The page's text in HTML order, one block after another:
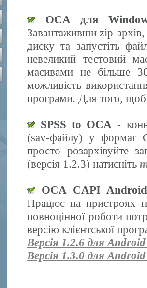
OCA для
Завантаживши zip-
диску та запустіть
невеликий тестовий
масивами не більше
можливість
програми. Для того, щоб
SPSS to OCA -
(sav-файлу) у формат
просто розархівуйте
(версія 1.2.3) натисніть
OCA CAPI Android
Працює на пристроях
повноцінної роботи
версію клієнтської
Версія 1.2.6 для
Версія 1.3.0 для